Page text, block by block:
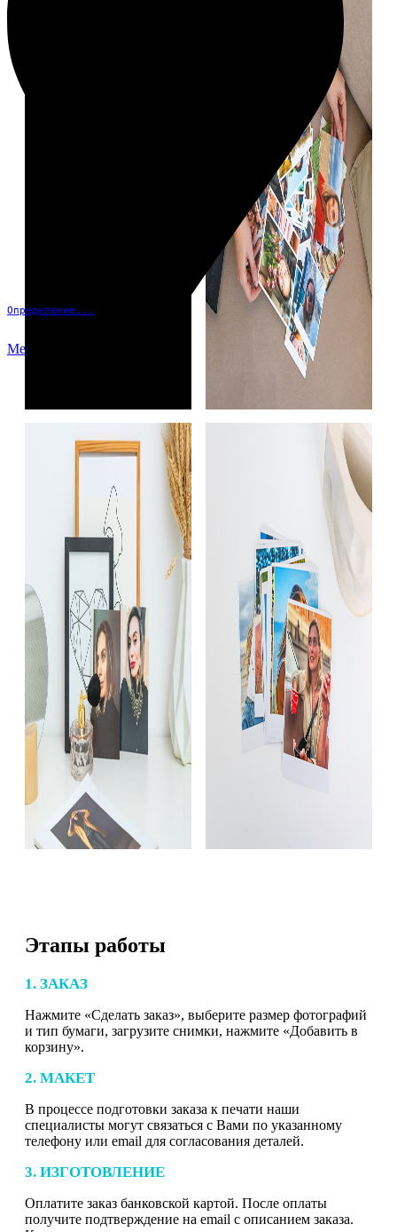
Определение...
Меню
Этапы работы
1. ЗАКАЗ
Нажмите «Сделать заказ», выберите размер фотографий
и тип бумаги, загрузите снимки, нажмите «Добавить в
корзину».
2. МАКЕТ
В процессе подготовки заказа к печати наши
специалисты могут связаться с Вами по указанному
телефону или email для согласования деталей.
3. ИЗГОТОВЛЕНИЕ
Оплатите заказ банковской картой. После оплаты
получите подтверждение на email с описанием заказа.